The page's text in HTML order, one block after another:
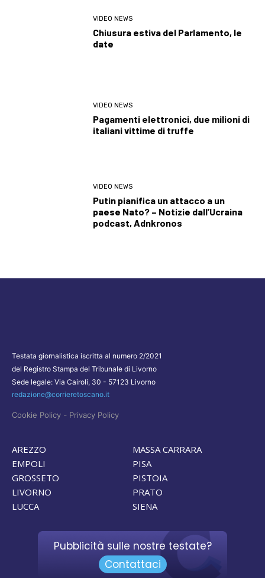
VIDEO NEWS
Chiusura estiva del Parlamento, le
date
VIDEO NEWS
Pagamenti elettronici, due milioni di
italiani vittime di truffe
VIDEO NEWS
Putin pianifica un attacco a un
paese Nato? – Notizie dall’Ucraina
podcast, Adnkronos
Testata giornalistica iscritta al numero 2/2021
del Registro Stampa del Tribunale di Livorno
Sede legale: Via Cairoli, 30 - 57123 Livorno
redazione@corrieretoscano.it
Cookie Policy - Privacy Policy
AREZZO
EMPOLI
GROSSETO
LIVORNO
LUCCA
MASSA CARRARA
PISA
PISTOIA
PRATO
SIENA
Pubblicità sulle nostre testate?
Contattaci